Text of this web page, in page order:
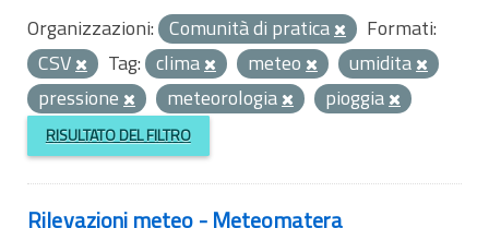
Organizzazioni: Comunità di pratica
Formati:
CSV
Tag: clima meteo
umidita
pressione
meteorologia pioggia
RISULTATO DEL FILTRO
Rilevazioni meteo - Meteomatera